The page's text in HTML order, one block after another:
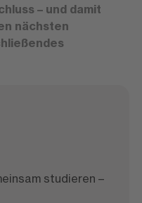
– und damit
nächsten
studieren –